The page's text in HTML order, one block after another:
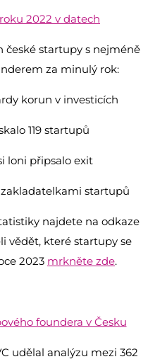
2022 v datech
české startupy s nejméně
za minulý rok:
korun v investicích
119 startupů
loni připsalo exit
zakladatelkami startupů
najdete na odkaze
vědět, které startupy se
2023 mrkněte zde.
foundera v Česku
udělal analýzu mezi 362